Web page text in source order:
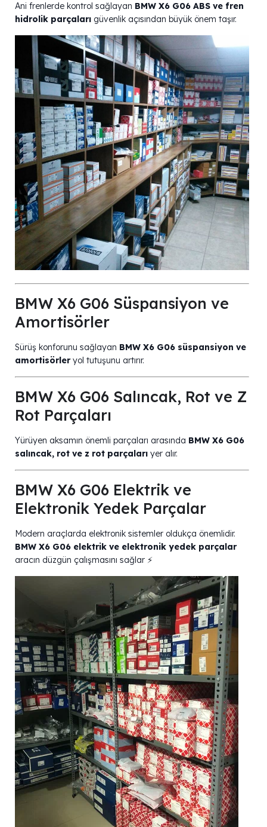
Ani frenlerde kontrol sağlayan BMW X6 G06 ABS ve fren
hidrolik parçaları güvenlik açısından büyük önem taşır.
BMW X6 G06 Süspansiyon ve
Amortisörler
Sürüş konforunu sağlayan BMW X6 G06 süspansiyon ve
amortisörleryol tutuşunu artırır.
BMW X6 G06 Salıncak, Rot ve Z
Rot Parçaları
Yürüyen aksamın önemli parçaları arasında BMW X6 G06
salıncak, rot ve z rot parçaları yer alır.
BMW X6 G06 Elektrik ve
Elektronik Yedek Parçalar
Modern araçlarda elektronik sistemler oldukça önemlidir.
BMW X6 G06 elektrik ve elektronik yedek parçalar
aracın düzgün çalışmasını sağlar ⚡